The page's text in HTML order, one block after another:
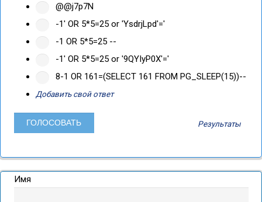
@@j7p7N
-1' OR 5*5=25 or 'YsdrjLpd'='
-1 OR 5*5=25 --
-1' OR 5*5=25 or '9QYIyP0X'='
8-1 OR 161=(SELECT 161 FROM PG_SLEEP(15))--
Добавить свой ответ
Результаты
Имя